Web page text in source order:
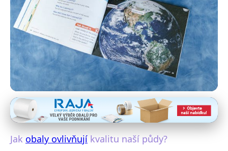
Dopady obalů na životní prostředí
Jak Obaly Poškozují Kvalitu
Jak obaly ovlivňují kvalitu naší půdy?